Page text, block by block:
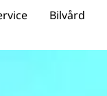
Bilvård